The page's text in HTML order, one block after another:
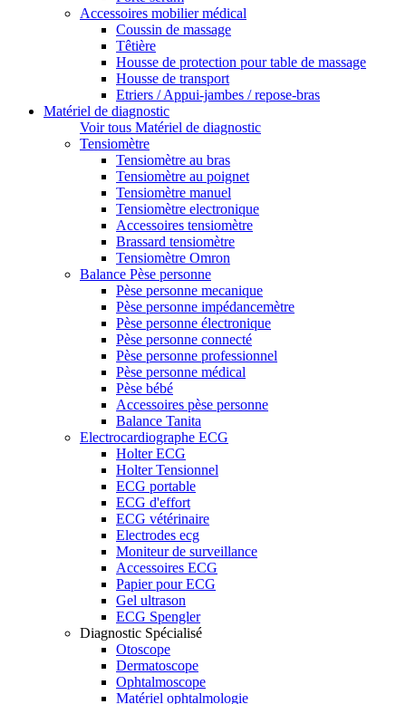
Accessoires mobilier médical
Coussin de massage
Têtière
Housse de protection pour table de massage
Housse de transport
Etriers / Appui-jambes / repose-bras
Matériel de diagnostic
Voir tous Matériel de diagnostic
Tensiomètre
Tensiomètre au bras
Tensiomètre au poignet
Tensiomètre manuel
Tensiomètre electronique
Accessoires tensiomètre
Brassard tensiomètre
Tensiomètre Omron
Balance Pèse personne
Pèse personne mecanique
Pèse personne impédancemètre
Pèse personne électronique
Pèse personne connecté
Pèse personne professionnel
Pèse personne médical
Pèse bébé
Accessoires pèse personne
Balance Tanita
Electrocardiographe ECG
Holter ECG
Holter Tensionnel
ECG portable
ECG d'effort
ECG vétérinaire
Electrodes ecg
Moniteur de surveillance
Accessoires ECG
Papier pour ECG
Gel ultrason
ECG Spengler
Diagnostic Spécialisé
Otoscope
Dermatoscope
Ophtalmoscope
Matériel ophtalmologie